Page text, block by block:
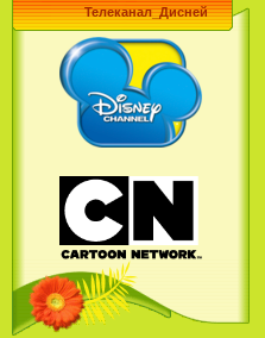
Телеканал_Дисней